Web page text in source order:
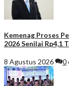
Kemenag Proses
2026 Senilai Rp4,1
8 Agustus 2026 0